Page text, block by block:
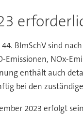
BImSchV sind
NOx-
enthält auch
bei den
2023 erfolgt